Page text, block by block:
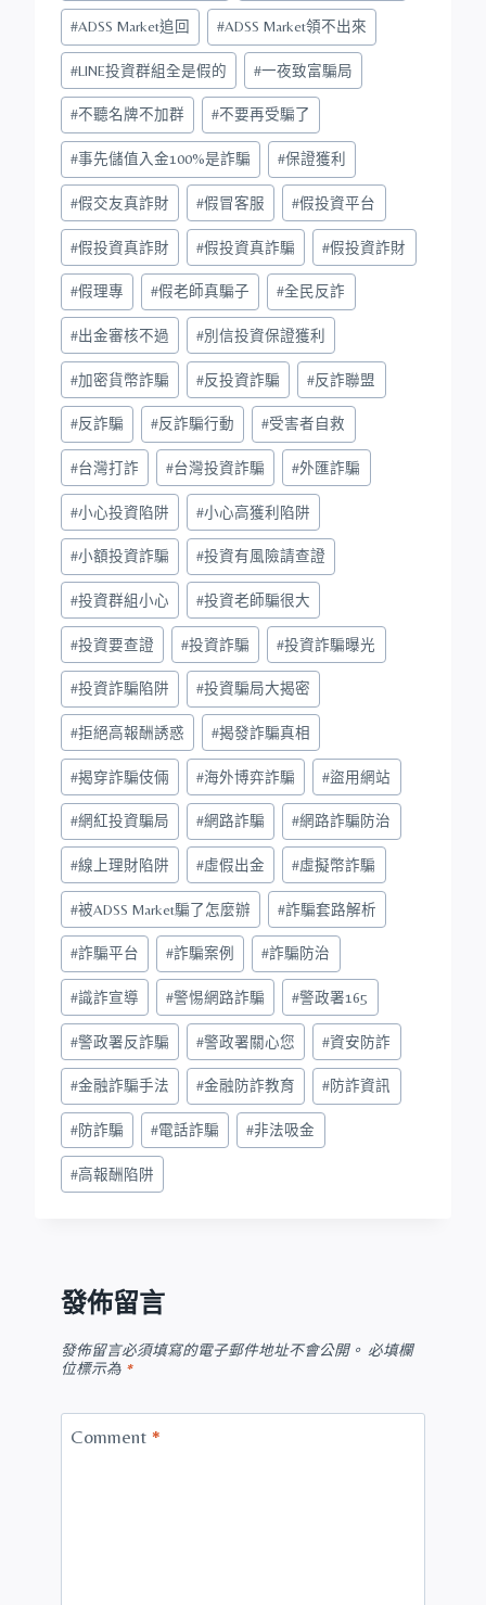
#ADSS Market追回 #ADSS Market領不出來
#LINE投資群組全是假的 #一夜致富騙局
#不聽名牌不加群 #不要再受騙了
#事先儲值入金100%是詐騙 #保證獲利
#假交友真詐財 #假冒客服 #假投資平台
#假投資真詐財 #假投資真詐騙 #假投資詐財
#假理專 #假老師真騙子 #全民反詐
#出金審核不過 #別信投資保證獲利
#加密貨幣詐騙 #反投資詐騙 #反詐聯盟
#反詐騙 #反詐騙行動 #受害者自救
#台灣打詐 #台灣投資詐騙 #外匯詐騙
#小心投資陷阱 #小心高獲利陷阱
#小額投資詐騙 #投資有風險請查證
#投資群組小心 #投資老師騙很大
#投資要查證 #投資詐騙 #投資詐騙曝光
#投資詐騙陷阱 #投資騙局大揭密
#拒絕高報酬誘惑 #揭發詐騙真相
#揭穿詐騙伎倆 #海外博弈詐騙 #盜用網站
#網紅投資騙局 #網路詐騙 #網路詐騙防治
#線上理財陷阱 #虛假出金 #虛擬幣詐騙
#被ADSS Market騙了怎麼辦 #詐騙套路解析
#詐騙平台 #詐騙案例 #詐騙防治
#識詐宣導 #警惕網路詐騙 #警政署165
#警政署反詐騙 #警政署關心您 #資安防詐
#金融詐騙手法 #金融防詐教育 #防詐資訊
#防詐騙 #電話詐騙 #非法吸金
#高報酬陷阱
發佈留言
發佈留言必須填寫的電子郵件地址不會公開。 必填欄
位標示為 *
Comment *